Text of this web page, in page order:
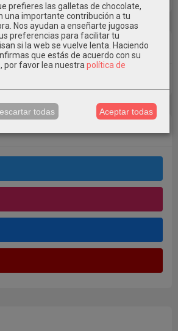
está vacío
prefieres las galletas de chocolate,
una importante contribución a tu
Nos ayudan a enseñarte jugosas
preferencias para facilitar tu
si la web se vuelve lenta. Haciendo
que estás de acuerdo con su
por favor lea nuestra política de
todas Aceptar todas